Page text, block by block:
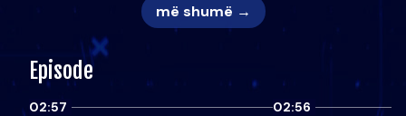
më shumë →
Episode
02:57 02:56